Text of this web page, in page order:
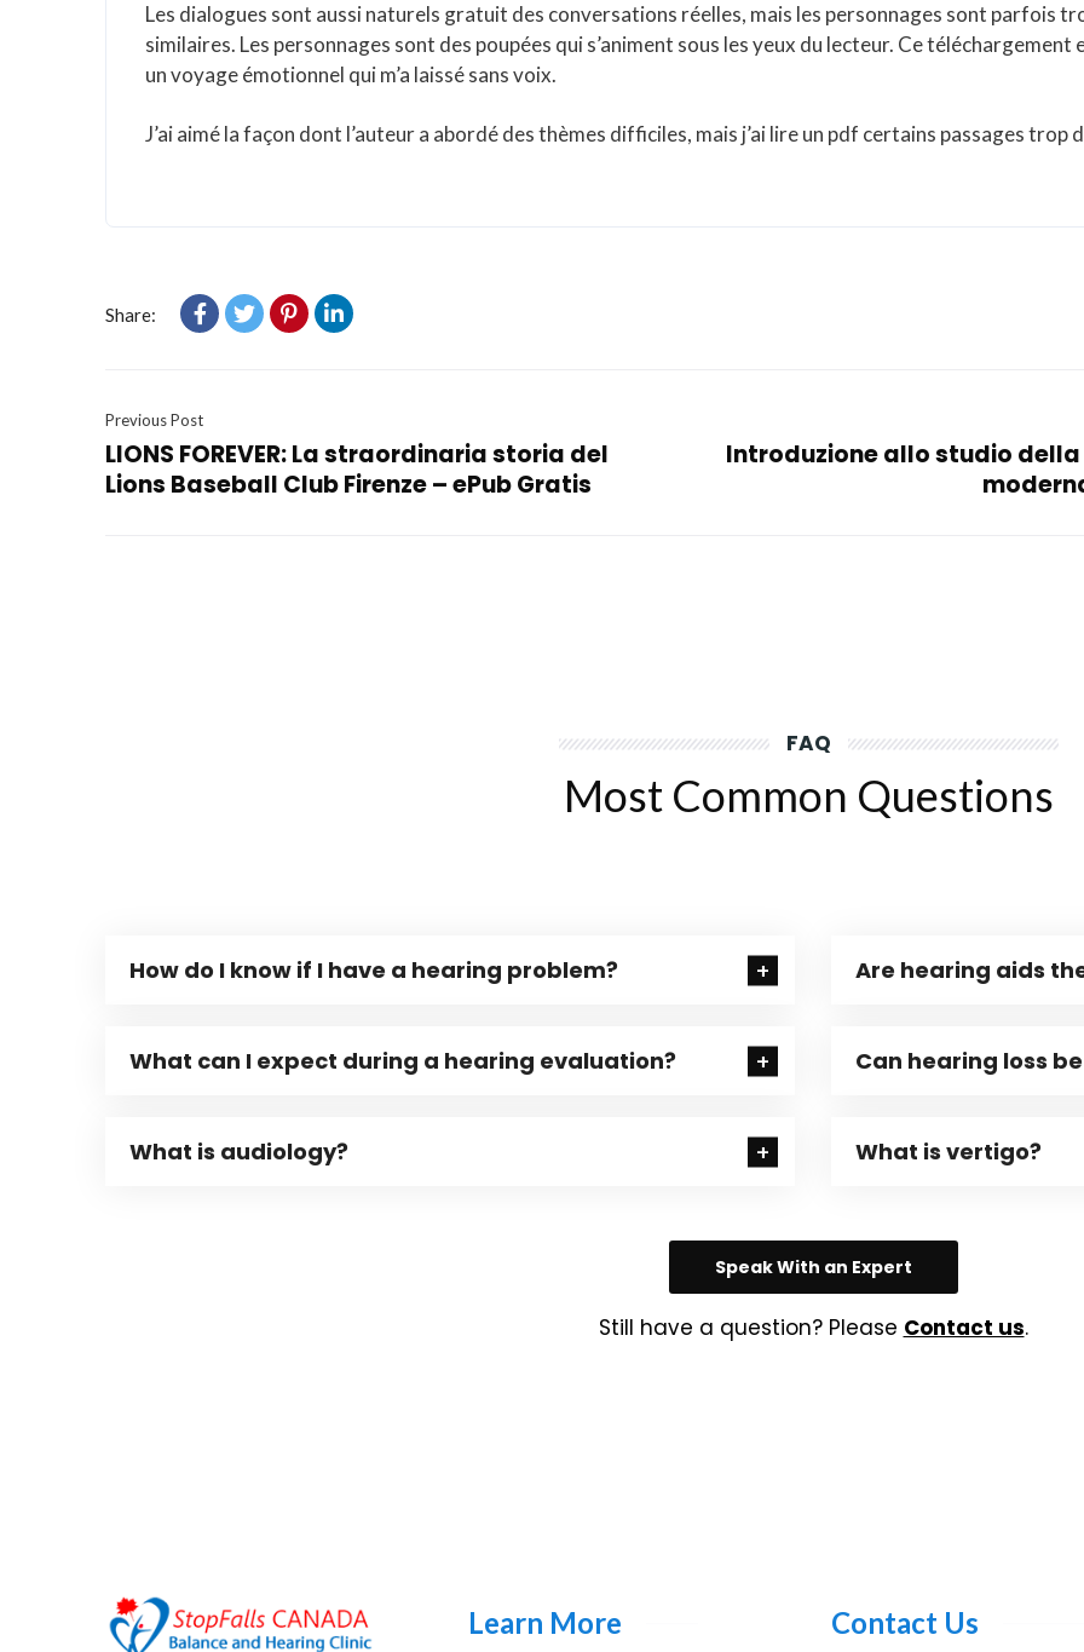
Les dialogues sont aussi naturels gratuit des conversations réelles, mais les personnages sont parfois
similaires. Les personnages sont des poupées qui s’animent sous les yeux du lecteur. Ce téléchargement
un voyage émotionnel qui m’a laissé sans voix.
J’ai aimé la façon dont l’auteur a abordé des thèmes difficiles, mais j’ai lire un pdf certains passages trop
Share:
Previous Post
LIONS FOREVER: La straordinaria storia del
Lions Baseball Club Firenze – ePub Gratis
Introduzione allo studio
FAQ
Most Common Questions
How do I know if I have a hearing problem?
What can I expect during a hearing evaluation?
What is audiology?
Are hearing aids
Can hearing loss
What is vertigo?
Speak With an Expert
Still have a question? Please Contact us.
Learn More Contact Us